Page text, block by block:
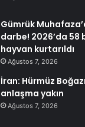
Gümrük
darbe! 2026’da 58
hayvan kurtarıldı
Ağustos 7, 2026
İran: Hürmüz
anlaşma yakın
Ağustos 7, 2026